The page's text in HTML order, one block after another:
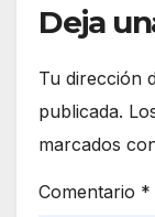
Deja
Tu dirección
publicada.
marcados
Comentario *